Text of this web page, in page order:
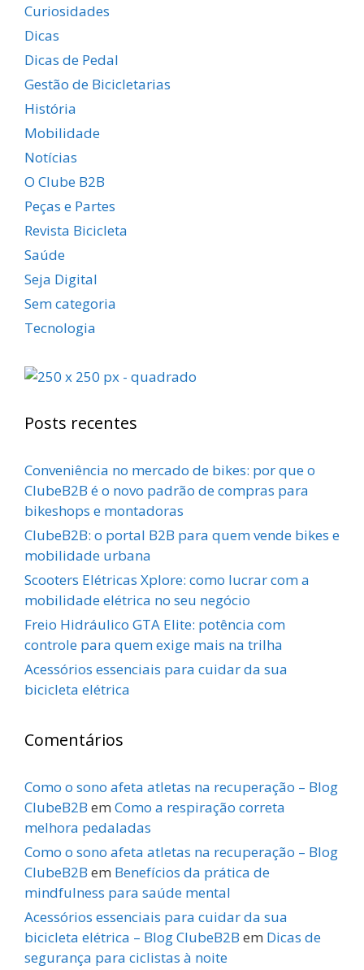
Curiosidades
Dicas
Dicas de Pedal
Gestão de Bicicletarias
História
Mobilidade
Notícias
O Clube B2B
Peças e Partes
Revista Bicicleta
Saúde
Seja Digital
Sem categoria
Tecnologia
Posts recentes
Conveniência no mercado de bikes: por que o
ClubeB2B é o novo padrão de compras para
bikeshops e montadoras
ClubeB2B: o portal B2B para quem vende bikes e
mobilidade urbana
Scooters Elétricas Xplore: como lucrar com a
mobilidade elétrica no seu negócio
Freio Hidráulico GTA Elite: potência com
controle para quem exige mais na trilha
Acessórios essenciais para cuidar da sua
bicicleta elétrica
Comentários
Como o sono afeta atletas na recuperação – Blog
ClubeB2B em Como a respiração correta
melhora pedaladas
Como o sono afeta atletas na recuperação – Blog
ClubeB2B em Benefícios da prática de
mindfulness para saúde mental
Acessórios essenciais para cuidar da sua
bicicleta elétrica – Blog ClubeB2B em Dicas de
segurança para ciclistas à noite